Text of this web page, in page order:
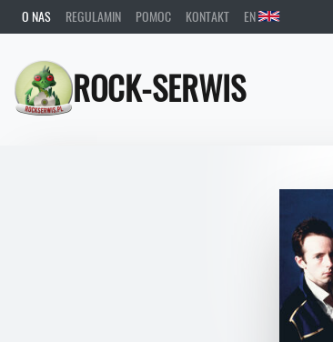
O NAS REGULAMIN POMOC KONTAKT EN
ROCK-SERWIS